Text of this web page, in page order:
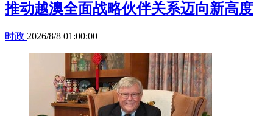
推动越澳全面战略伙伴关系迈向新高度
时政 2026/8/8 01:00:00